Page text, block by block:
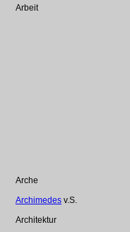
Arbeit
Arche
Archimedes v.S.
Architektur